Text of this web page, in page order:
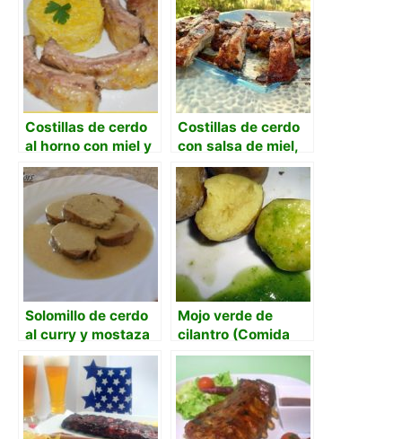
Costillas de cerdo
al horno con miel y
naranja
Costillas de cerdo
con salsa de miel,
mostaza y soja.
Solomillo de cerdo
al curry y mostaza
Mojo verde de
cilantro (Comida
Canaria )